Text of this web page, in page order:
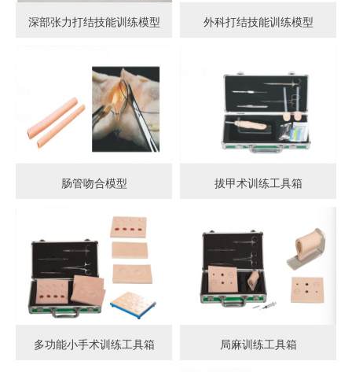
深部张力打结技能训练模型 外科打结技能训练模型
肠管吻合模型 拔甲术训练工具箱
多功能小手术训练工具箱 局麻训练工具箱